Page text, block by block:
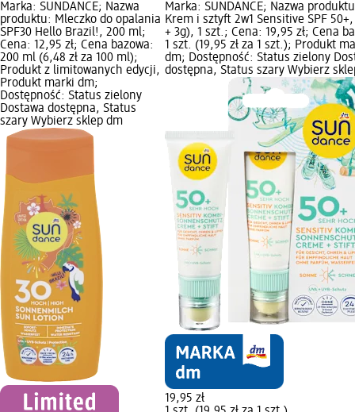
Marka: SUNDANCE; Nazwa
produktu: Mleczko do opalania
SPF30 Hello Brazil!, 200 ml;
Cena: 12,95 zł; Cena bazowa:
200 ml (6,48 zł za 100 ml);
Produkt z limitowanych edycji,
Produkt marki dm;
Dostępność: Status zielony
Dostawa dostępna, Status
szary Wybierz sklep dm
Marka: SUNDANCE; Nazwa
Krem i sztyft 2w1 Sensitive SPF
+ 3g), 1 szt.; Cena: 19,95 zł; Cena
1 szt. (19,95 zł za 1 szt.); Produkt
dm; Dostępność: Status zielony
dostępna, Status szary Wybierz
19,95 zł